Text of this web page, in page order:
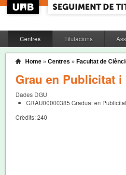
Centres Titulacions
Home » Centres » Facultat de
Grau en Publicitat
Dades DGU
GRAU00000385 Graduat en
Crèdits:240